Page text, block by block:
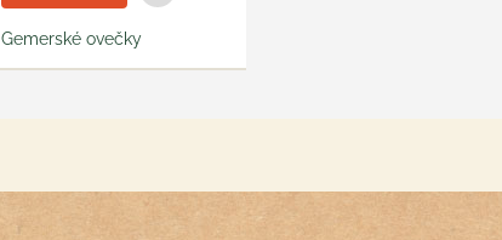
Gemerské ovečky